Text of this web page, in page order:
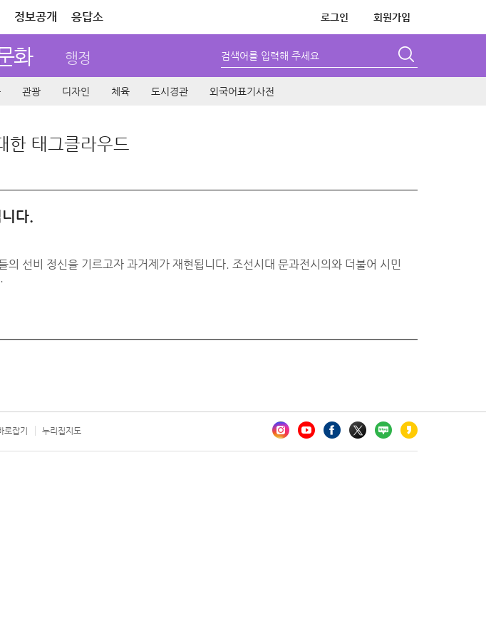
정보공개 응답소 로그인 회원가입
화 행정 검색어를 입력해 주세요
관광 디자인 체육 도시경관 외국어표기사전
한 태그클라우드
다.
선비 정신을 기르고자 과거제가 재현됩니다. 조선시대 문과전시의와 더불어 시민
로잡기 누리집지도